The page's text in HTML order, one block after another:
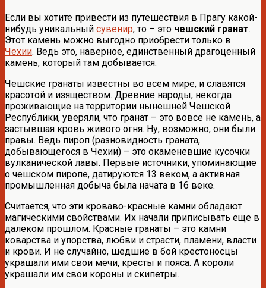
Если вы хотите привести из путешествия в Прагу какой-
нибудь уникальный сувенир, то – это чешский гранат.
Этот камень можно выгодно приобрести только в
Чехии. Ведь это, наверное, единственный драгоценный
камень, который там добывается.
Чешские гранаты известны во всем мире, и славятся
красотой и изяществом. Древние народы, некогда
проживающие на территории нынешней Чешской
Республики, уверяли, что гранат – это вовсе не камень, а
застывшая кровь живого огня. Ну, возможно, они были
правы. Ведь пироп (разновидность граната,
добывающегося в Чехии) – это окаменевшие кусочки
вулканической лавы. Первые источники, упоминающие
о чешском пиропе, датируются 13 веком, а активная
промышленная добыча была начата в 16 веке.
Считается, что эти кроваво-красные камни обладают
магическими свойствами. Их начали приписывать еще в
далеком прошлом. Красные гранаты – это камни
коварства и упорства, любви и страсти, пламени, власти
и крови. И не случайно, шедшие в бой крестоносцы
украшали ими свои мечи, кресты и пояса. А короли
украшали им свои короны и скипетры.